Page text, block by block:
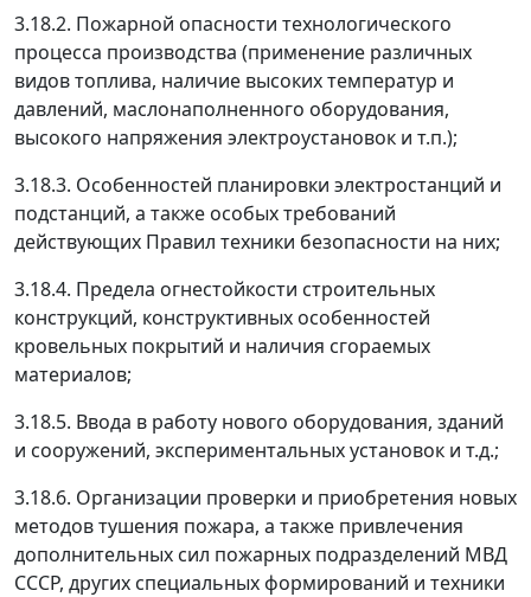
3.18.2. Пожарной опасности технологического
процесса производства (применение различных
видов топлива, наличие высоких температур и
давлений, маслонаполненного оборудования,
высокого напряжения электроустановок и т.п.);
3.18.3. Особенностей планировки электростанций и
подстанций, а также особых требований
действующих Правил техники безопасности на них;
3.18.4. Предела огнестойкости строительных
конструкций, конструктивных особенностей
кровельных покрытий и наличия сгораемых
материалов;
3.18.5. Ввода в работу нового оборудования, зданий
и сооружений, экспериментальных установок и т.д.;
3.18.6. Организации проверки и приобретения новых
методов тушения пожара, а также привлечения
дополнительных сил пожарных подразделений МВД
СССР, других специальных формирований и техники